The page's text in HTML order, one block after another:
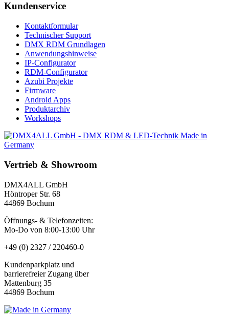
Kundenservice
Kontaktformular
Technischer Support
DMX RDM Grundlagen
Anwendungshinweise
IP-Configurator
RDM-Configurator
Azubi Projekte
Firmware
Android Apps
Produktarchiv
Workshops
Vertrieb & Showroom
DMX4ALL GmbH
Höntroper Str. 68
44869 Bochum
Öffnungs- & Telefonzeiten:
Mo-Do von 8:00-13:00 Uhr
+49 (0) 2327 / 220460-0
Kundenparkplatz und
barrierefreier Zugang über
Mattenburg 35
44869 Bochum